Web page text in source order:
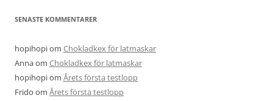
SENASTE KOMMENTARER
hopihopiom Chokladkex för latmaskar
Annaom Chokladkex för latmaskar
hopihopiom Årets första testlopp
Frido om Årets första testlopp